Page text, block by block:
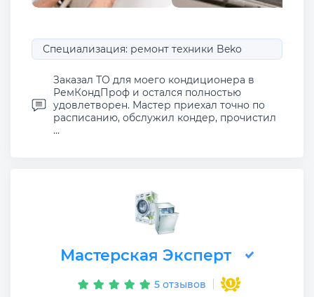
Специализация: ремонт техники Beko
Заказал ТО для моего кондиционера в
РемКондПроф и остался полностью
удовлетворен. Мастер приехал точно по
расписанию, обслужил кондер, прочистил
...
Мастерская Эксперт
5 отзывов